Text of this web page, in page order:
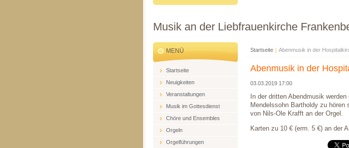
Musik an der Liebfrauenkirche
Startseite | Abenmusik in der
Abenmusik in der
03.03.2019 17:00
In der dritten Abendmusik
Mendelssohn Bartholdy zu
von Nils-Ole Krafft an der Orgel.
Karten zu 10 € (erm. 5 €) an der
MENÜ
Startseite
Neuigkeiten
Veranstaltungen
Musik im Gottesdienst
Chöre und Ensembles
Orgeln
Orgelführungen